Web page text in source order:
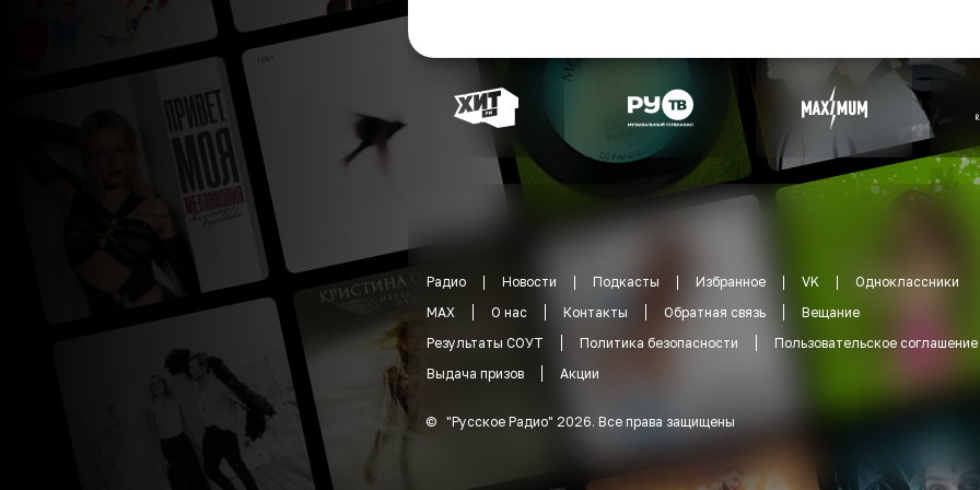
Радио Новости Подкасты Избранное VK
Одноклассники
MAX
О нас Контакты Обратная связь
Вещание
Результаты СОУТ
Политика безопасности
Пользовательское соглашение
Выдача призов
Акции
© "Русское Радио" 2026. Все права защищены